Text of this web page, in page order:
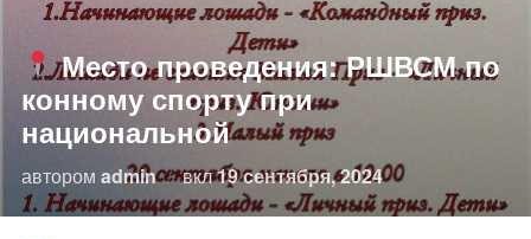
Место проведения: РШВСМ по
конному спорту при
национальной
автором admin вклОпубликовано
19 сентября, 2024